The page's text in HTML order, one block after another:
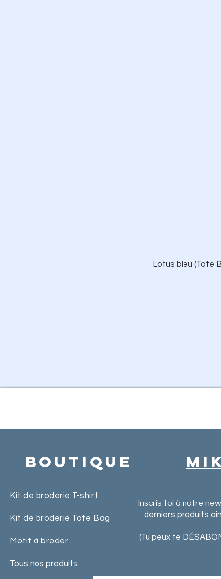
Lotus bleu (Tote
Boutique
Kit de broderie T-shirt
Kit de broderie Tote Bag
Motif à broder
Tous nos produits
Inscris toi à notre
derniers produits
(Tu peux te